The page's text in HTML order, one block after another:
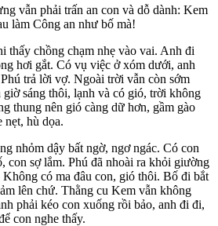
vẫn phải trấn an con và dỗ dành: Kem
làm Công an như bố mà!
thấy chồng chạm nhẹ vào vai. Anh đi
hơi gắt. Có vụ việc ở xóm dưới, anh
trả lời vợ. Ngoài trời vẫn còn sớm
sáng thôi, lạnh và có gió, trời không
thung nên gió càng dữ hơn, gầm gào
nẹt, hù dọa.
nhỏm dậy bất ngờ, ngơ ngác. Có con
con sợ lắm. Phú đã nhoài ra khỏi giường
có ma đâu con, gió thôi. Bố đi bắt
lên chứ. Thằng cu Kem vẫn không
phải kéo con xuống rồi bảo, anh đi đi,
con nghe thấy.